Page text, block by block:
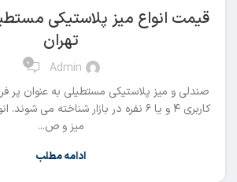
قیمت انواع میز پلاستیکی
تهران
Admin
0
صندلی و میز پلاستیکی مستطیلی به عنوان پر
کاربری ۴ و یا ۶ نفره در بازار شناخته می
میز و ص...
ادامه مطلب